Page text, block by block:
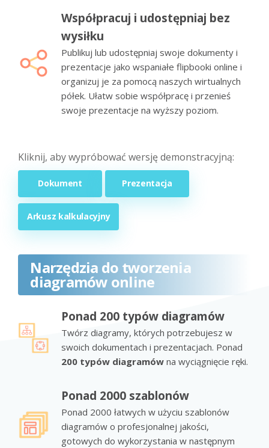
Współpracuj i udostępniaj bez
wysiłku
Publikuj lub udostępniaj swoje dokumenty i
prezentacje jako wspaniałe flipbooki online i
organizuj je za pomocą naszych wirtualnych
półek. Ułatw sobie współpracę i przenieś
swoje prezentacje na wyższy poziom.
Kliknij, aby wypróbować wersję demonstracyjną:
Dokument Prezentacja
Arkusz kalkulacyjny
Narzędzia do tworzenia
diagramów online
Ponad 200 typów diagramów
Twórz diagramy, których potrzebujesz w
swoich dokumentach i prezentacjach. Ponad
200 typów diagramów na wyciągnięcie ręki.
Ponad 2000 szablonów
Ponad 2000 łatwych w użyciu szablonów
diagramów o profesjonalnej jakości,
gotowych do wykorzystania w następnym